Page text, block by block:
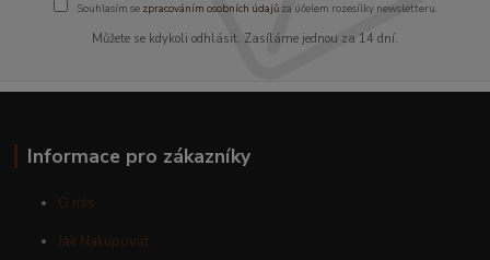
Souhlasím se zpracováním osobních údajůza účelem rozesílky newsletteru.
Můžete se kdykoli odhlásit. Zasíláme jednou za 14 dní.
Informace pro zákazníky
O nás
Jak Nakupovat